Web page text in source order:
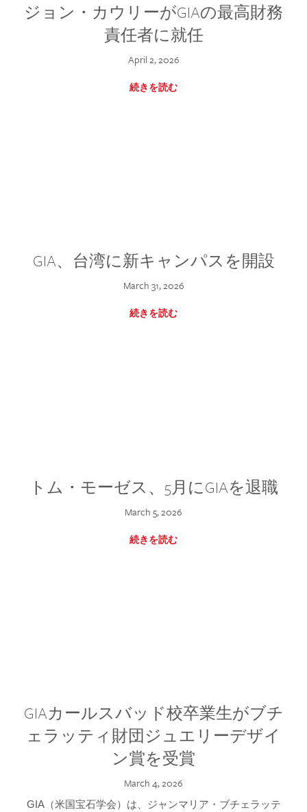
ジョン・カウリーがGIAの最高財務
責任者に就任
April 2, 2026
続きを読む
GIA、台湾に新キャンパスを開設
March 31, 2026
続きを読む
トム・モーゼス、5月にGIAを退職
March 5, 2026
続きを読む
GIAカールスバッド校卒業生がブチ
ェラッティ財団ジュエリーデザイ
ン賞を受賞
March 4, 2026
GIA（米国宝石学会）は、ジャンマリア・ブチェラッテ